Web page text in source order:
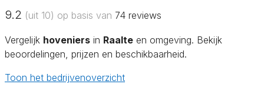
9.2 (uit 10) op basis van 74 reviews
Vergelijk hoveniers in Raalte en omgeving. Bekijk
beoordelingen, prijzen en beschikbaarheid.
Toon het bedrijvenoverzicht